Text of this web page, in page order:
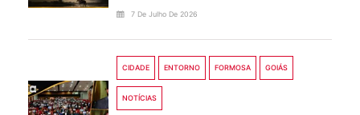
7 De Julho De 2026
CIDADE ENTORNO FORMOSA GOIÁS
NOTÍCIAS